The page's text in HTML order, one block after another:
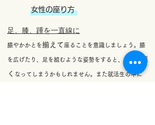
女性の座り方
​足、膝、踵を一直線に
膝やかかとを揃えて 座ることを意識しましょう 。膝
を広げたり、足を組むような姿勢をすると、印象が
悪
く なってしまうかもしれません。また就活生の中に